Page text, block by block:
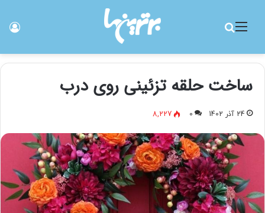
منو
ساخت حلقه تزئینی روی درب
24 آذر 1402 0
8,227